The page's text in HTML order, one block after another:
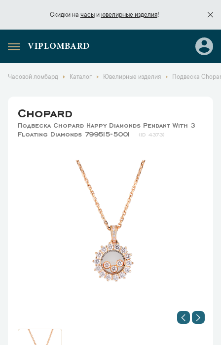
Скидки на часыи ювелирные изделия!
Скидки начасы
VIPLOMBARD
Часовой ломбард Каталог Ювелирные изделия Подвеска
Chopard
Подвеска Chopard Happy Diamonds Pendant With 3
Floating Diamonds 799515-5001
4373